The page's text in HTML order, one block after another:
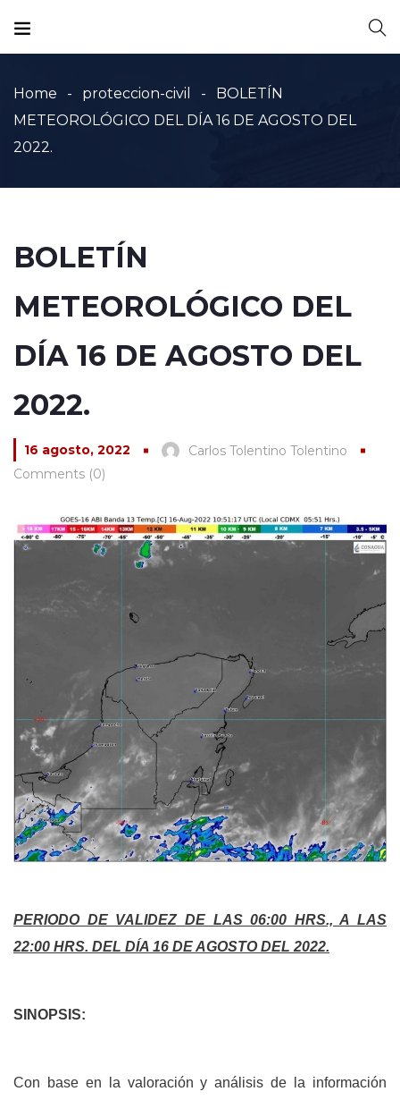
Home proteccion-civil
BOLETÍN
METEOROLÓGICO DEL DÍA 16 DE AGOSTO DEL
2022.
BOLETÍN
METEOROLÓGICO DEL
DÍA 16 DE AGOSTO DEL
2022.
16 agosto, 2022
Carlos Tolentino Tolentino
Comments (0)
PERIODO DE VALIDEZ DE LAS 06:00 HRS., A LAS
22:00 HRS. DEL DÍA 16 DE AGOSTO DEL 2022.
SINOPSIS:
Con base en la valoración y análisis de la información